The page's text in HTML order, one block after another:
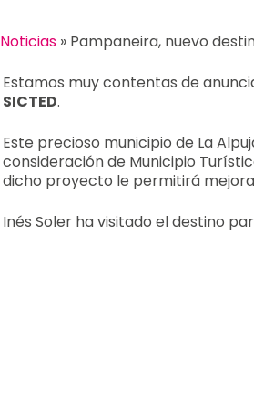
Noticias » Pampaneira, nuevo
Estamos muy contentas de
SICTED.
Este precioso municipio de La
consideración de Municipio
dicho proyecto le permitirá
Inés Soler ha visitado el destino